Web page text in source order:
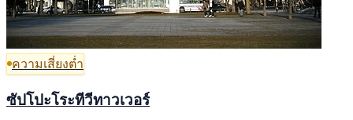
ความเสี่ยงต่ำ
ซัปโปะโระทีวีทาวเวอร์